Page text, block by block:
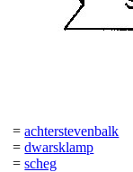
=achterstevenbalk
=dwarsklamp
=scheg